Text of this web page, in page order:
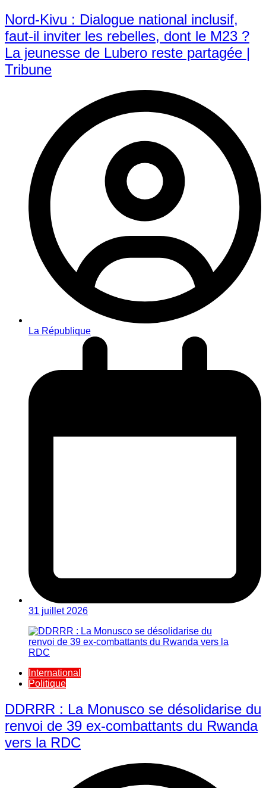
Nord-Kivu : Dialogue national inclusif,
faut-il inviter les rebelles, dont le M23 ?
La jeunesse de Lubero reste partagée |
Tribune
La République
31 juillet 2026
International
Politique
DDRRR : La Monusco se désolidarise du
renvoi de 39 ex-combattants du Rwanda
vers la RDC